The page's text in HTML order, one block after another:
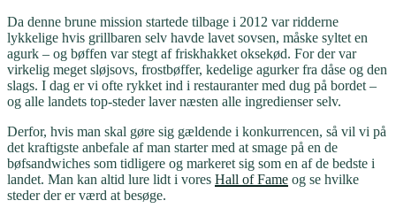
Da denne brune mission startede tilbage i 2012 var ridderne
lykkelige hvis grillbaren selv havde lavet sovsen, måske syltet en
agurk – og bøffen var stegt af friskhakket oksekød. For der var
virkelig meget sløjsovs, frostbøffer, kedelige agurker fra dåse og den
slags. I dag er vi ofte rykket ind i restauranter med dug på bordet –
og alle landets top-steder laver næsten alle ingredienser selv.
Derfor, hvis man skal gøre sig gældende i konkurrencen, så vil vi på
det kraftigste anbefale af man starter med at smage på en de
bøfsandwiches som tidligere og markeret sig som en af de bedste i
landet. Man kan altid lure lidt i vores Hall of Fame og se hvilke
steder der er værd at besøge.